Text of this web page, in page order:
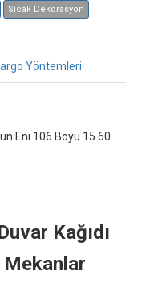
Sıcak Dekorasyon
Yöntemleri
Eni 106 Boyu 15.60
Kağıdı
Mekanlar